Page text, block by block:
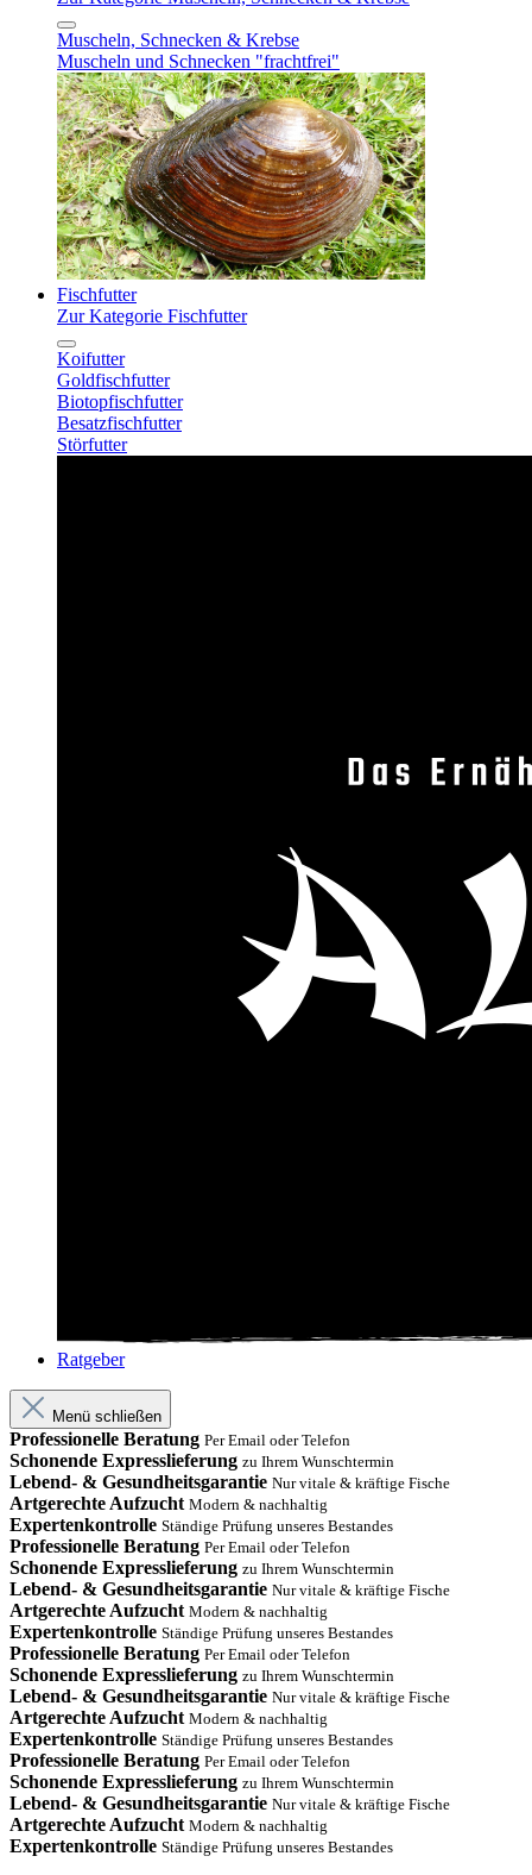
Muscheln, Schnecken & Krebse
Muscheln und Schnecken "frachtfrei"
Fischfutter
Zur Kategorie Fischfutter
Koifutter
Goldfischfutter
Biotopfischfutter
Besatzfischfutter
Störfutter
Ratgeber
Menü schließen
Professionelle Beratung Per Email oder Telefon
Schonende Expresslieferung zu Ihrem Wunschtermin
Lebend- & Gesundheitsgarantie Nur vitale & kräftige Fische
Artgerechte Aufzucht Modern & nachhaltig
Expertenkontrolle Ständige Prüfung unseres Bestandes
Professionelle Beratung Per Email oder Telefon
Schonende Expresslieferung zu Ihrem Wunschtermin
Lebend- & Gesundheitsgarantie Nur vitale & kräftige Fische
Artgerechte Aufzucht Modern & nachhaltig
Expertenkontrolle Ständige Prüfung unseres Bestandes
Professionelle Beratung Per Email oder Telefon
Schonende Expresslieferung zu Ihrem Wunschtermin
Lebend- & Gesundheitsgarantie Nur vitale & kräftige Fische
Artgerechte Aufzucht Modern & nachhaltig
Expertenkontrolle Ständige Prüfung unseres Bestandes
Professionelle Beratung Per Email oder Telefon
Schonende Expresslieferung zu Ihrem Wunschtermin
Lebend- & Gesundheitsgarantie Nur vitale & kräftige Fische
Artgerechte Aufzucht Modern & nachhaltig
Expertenkontrolle Ständige Prüfung unseres Bestandes